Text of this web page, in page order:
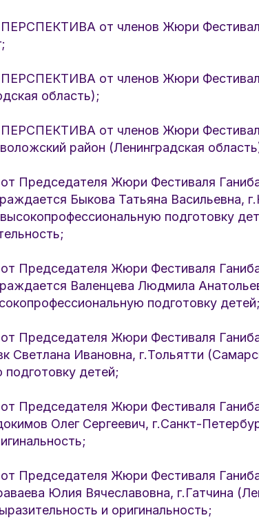
от членов Жюри
от членов Жюри Фестиваля
область);
от членов Жюри
район (Ленинградская
Жюри Фестиваля
Быкова Татьяна Васильевна,
подготовку
Жюри Фестиваля
Валенцева Людмила
подготовку детей;
Жюри Фестиваля
Светлана Ивановна, г.Тольятти
детей;
Жюри Фестиваля
Олег Сергеевич, г.Санкт-
Жюри Фестиваля
Юлия Вячеславовна, г.Гатчина
и оригинальность;